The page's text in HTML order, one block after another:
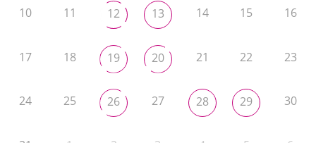
10 11 12 13 14 15 16
17 18 19 20 21 22 23
24 25 26 27 28 29 30